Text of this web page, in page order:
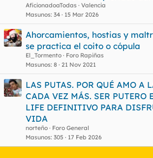
AficionadoaTodas Valencia
Masunos 34 15 Mar 2026
Ahorcamientos, hostias y
se practica el coito o cópula
El_Tormento
Foro Rapiñas
Masunos 8 21 Nov 2021
LAS PUTAS. POR QUÉ AMO A
CADA VEZ MÁS. SER PUTERO
LIFE DEFINITIVO PARA
VIDA
norteño
Foro General
Masunos 305 17 Feb 2026